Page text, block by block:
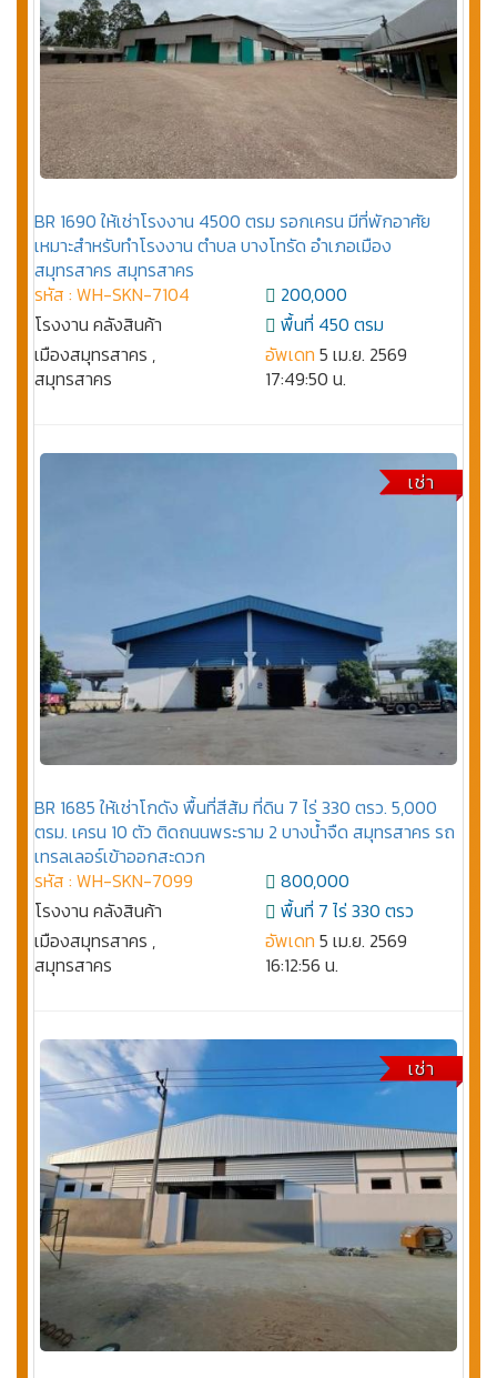
BR 1690 ให้เช่าโรงงาน 4500 ตรม รอกเครน มีที่พักอาศัย
เหมาะสำหรับทำโรงงาน ตำบล บางโทรัด อำเภอเมือง
สมุทรสาคร สมุทรสาคร
รหัส : WH-SKN-7104
โรงงาน คลังสินค้า
เมืองสมุทรสาคร ,
สมุทรสาคร
200,000
พื้นที่ 450 ตรม
อัพเดท 5 เม.ย. 2569
17:49:50 น.
เช่า
BR 1685 ให้เช่าโกดัง พื้นที่สีส้ม ที่ดิน 7 ไร่ 330 ตรว. 5,000
ตรม. เครน 10 ตัว ติดถนนพระราม 2 บางน้ำจืด สมุทรสาคร รถ
เทรลเลอร์เข้าออกสะดวก
รหัส : WH-SKN-7099
โรงงาน คลังสินค้า
เมืองสมุทรสาคร ,
สมุทรสาคร
800,000
พื้นที่ 7 ไร่ 330 ตรว
อัพเดท 5 เม.ย. 2569
16:12:56 น.
เช่า